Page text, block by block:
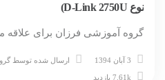
نوع D-Link 2750U)
گروه آموزشی فرزان برای
3 آبان 1394 ارسال شده توسط